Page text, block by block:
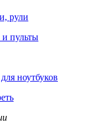
рули
пульты
ноутбуков